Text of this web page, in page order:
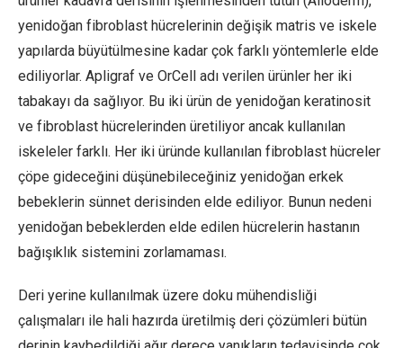
yenidoğan fibroblast hücrelerinin değişik matris ve iskele
yapılarda büyütülmesine kadar çok farklı yöntemlerle elde
ediliyorlar. Apligraf ve OrCell adı verilen ürünler her iki
tabakayı da sağlıyor. Bu iki ürün de yenidoğan keratinosit
ve fibroblast hücrelerinden üretiliyor ancak kullanılan
iskeleler farklı. Her iki üründe kullanılan fibroblast hücreler
çöpe gideceğini düşünebileceğiniz yenidoğan erkek
bebeklerin sünnet derisinden elde ediliyor. Bunun nedeni
yenidoğan bebeklerden elde edilen hücrelerin hastanın
bağışıklık sistemini zorlamaması.
Deri yerine kullanılmak üzere doku mühendisliği
çalışmaları ile hali hazırda üretilmiş deri çözümleri bütün